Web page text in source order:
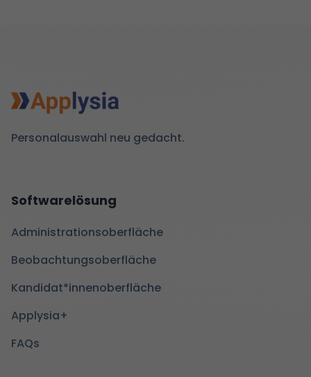
Personalauswahl neu gedacht.
Softwarelösung
Administrationsoberfläche
Beobachtungsoberfläche
Kandidat*innenoberfläche
Applysia+
FAQs